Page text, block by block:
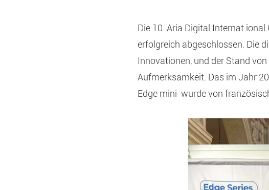
Die 10. Aria Digital Internat
erfolgreich abgeschlossen. Die
Innovationen, und der Stand
Aufmerksamkeit. Das im Jahr
Edge mini-wurde von